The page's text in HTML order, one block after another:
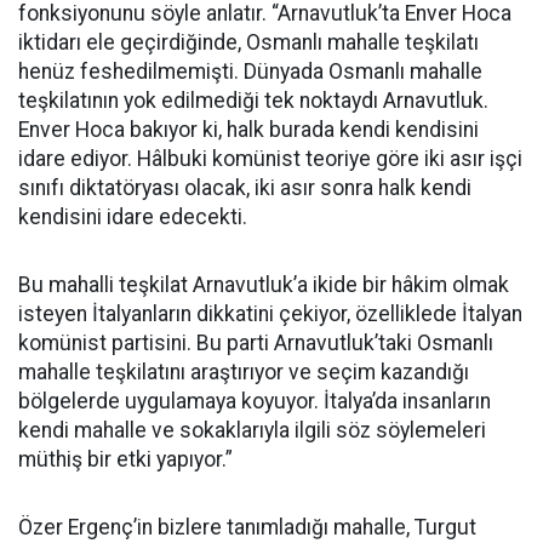
fonksiyonunu söyle anlatır. “Arnavutluk’ta Enver Hoca
iktidarı ele geçirdiğinde, Osmanlı mahalle teşkilatı
henüz feshedilmemişti. Dünyada Osmanlı mahalle
teşkilatının yok edilmediği tek noktaydı Arnavutluk.
Enver Hoca bakıyor ki, halk burada kendi kendisini
idare ediyor. Hâlbuki komünist teoriye göre iki asır işçi
sınıfı diktatöryası olacak, iki asır sonra halk kendi
kendisini idare edecekti.
Bu mahalli teşkilat Arnavutluk’a ikide bir hâkim olmak
isteyen İtalyanların dikkatini çekiyor, özelliklede İtalyan
komünist partisini. Bu parti Arnavutluk’taki Osmanlı
mahalle teşkilatını araştırıyor ve seçim kazandığı
bölgelerde uygulamaya koyuyor. İtalya’da insanların
kendi mahalle ve sokaklarıyla ilgili söz söylemeleri
müthiş bir etki yapıyor.”
Özer Ergenç’in bizlere tanımladığı mahalle, Turgut